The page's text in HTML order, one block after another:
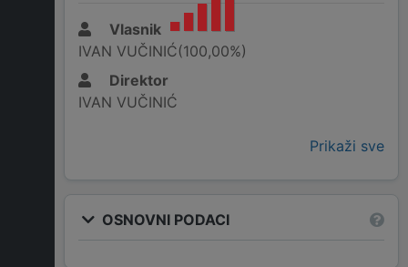
Vlasnik
IVAN VUČINIĆ(100,00%)
Direktor
IVAN VUČINIĆ
Prikaži sve
OSNOVNI PODACI